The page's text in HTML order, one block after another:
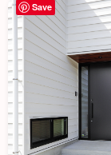
Save